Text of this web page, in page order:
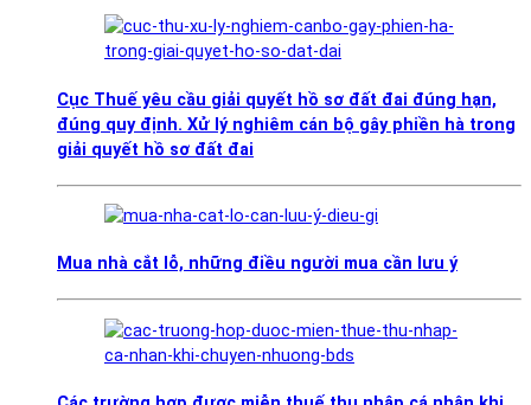
Cục Thuế yêu cầu giải quyết hồ sơ đất đai đúng hạn,
đúng quy định. Xử lý nghiêm cán bộ gây phiền hà trong
giải quyết hồ sơ đất đai
Mua nhà cắt lỗ, những điều người mua cần lưu ý